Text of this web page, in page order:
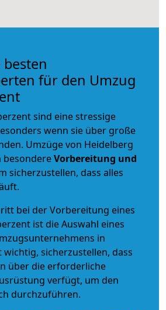
für den Umzug
sind eine stressige
wenn sie über große
Umzüge von Heidelberg
Vorbereitung und
sicherzustellen, dass alles
bei der Vorbereitung eines
ist die Auswahl eines
in
wichtig, sicherzustellen, dass
über die erforderliche
verfügt, um den
durchzuführen.